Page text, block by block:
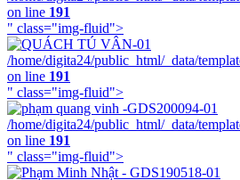
on line 191
" class="img-fluid">
/home/digita24/public_html/_data/
on line 191
" class="img-fluid">
/home/digita24/public_html/_data/
on line 191
" class="img-fluid">